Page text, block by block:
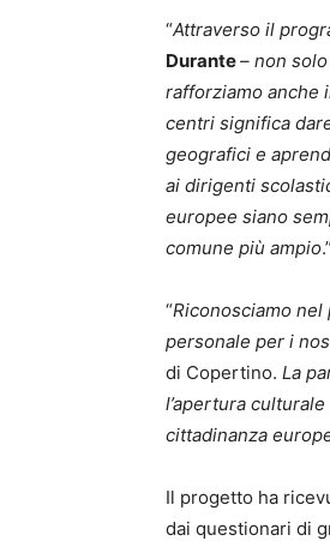
“Attraverso il
Durante– non
rafforziamo anche
centri significa
geografici e
ai dirigenti
europee siano
comune più ampio.”
“Riconosciamo nel
personale per i
di Copertino. La
l’apertura
cittadinanza
Il progetto ha
dai questionari di